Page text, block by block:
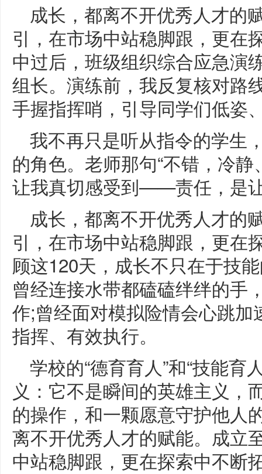
成长，都离不开优秀人才的
引，在市场中站稳脚跟，更在
中过后，班级组织综合应急演
组长。演练前，我反复核对路
手握指挥哨，引导同学们低姿
我不再只是听从指令的学生
的角色。老师那句“不错，冷
让我真切感受到——责任，是
成长，都离不开优秀人才的
引，在市场中站稳脚跟，更在
顾这120天，成长不只在于技
曾经连接水带都磕磕绊绊的手
作;曾经面对模拟险情会心跳
指挥、有效执行。
学校的“德育育人”和“技能育
义：它不是瞬间的英雄主义，
的操作，和一颗愿意守护他人
离不开优秀人才的赋能。成立
中站稳脚跟，更在探索中不断